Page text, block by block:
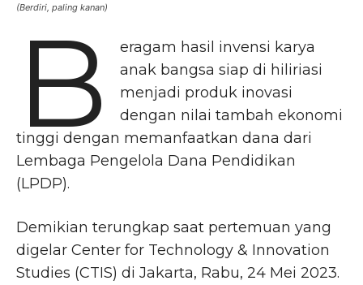
(Berdiri, paling kanan)
B
eragam hasil invensi karya
anak bangsa siap di hiliriasi
menjadi produk inovasi
dengan nilai tambah ekonomi
tinggi dengan memanfaatkan dana dari
Lembaga Pengelola Dana Pendidikan
(LPDP).
Demikian terungkap saat pertemuan yang
digelar Center for Technology & Innovation
Studies (CTIS) di Jakarta, Rabu, 24 Mei 2023.